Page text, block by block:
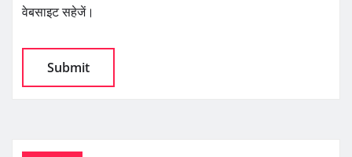
वेबसाइट सहेजें।